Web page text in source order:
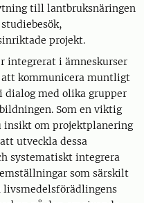
till lantbruksnäringen
projekt.
integrerat i ämneskurser
att kommunicera muntligt
dialog med olika grupper
Som en viktig
insikt om projektplanering
utveckla dessa
systematiskt integrera
som särskilt